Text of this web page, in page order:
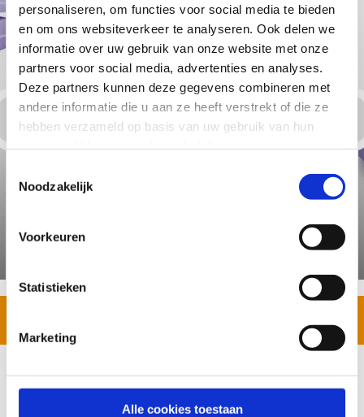
personaliseren, om functies voor social media te bieden
en om ons websiteverkeer te analyseren. Ook delen we
informatie over uw gebruik van onze website met onze
partners voor social media, advertenties en analyses.
Deze partners kunnen deze gegevens combineren met
andere informatie die u aan ze heeft verstrekt of die ze
hebben verzameld op basis van uw gebruik van hun
onnodige cookies op elk moment wijzigen.
Noodzakelijk
Voorkeuren
Statistieken
Marketing
Alle cookies toestaan
JACKODUR® Plus 300 Standard SF
Ideale toepassingen voor JACKODUR® filterdoek WA